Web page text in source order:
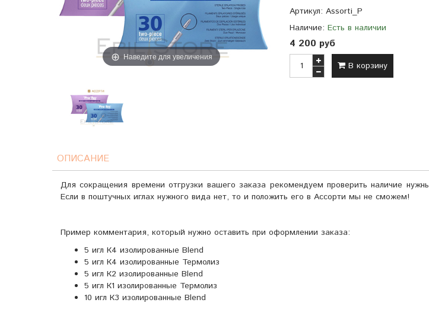
Наведите для увеличения
Артикул: Assorti_P
Наличие: Есть в наличии
4 200 руб
В корзину
ОПИСАНИЕ
Для сокращения времени отгрузки вашего заказа рекомендуем проверить наличие
Если в поштучных иглах нужного вида нет, то и положить его в Ассорти мы не сможем!
Пример комментария, который нужно оставить при оформлении заказа:
5 игл К4 изолированные Blend
5 игл К4 изолированные Термолиз
5 игл К2 изолированные Blend
5 игл К1 изолированные Термолиз
10 игл К3 изолированные Blend